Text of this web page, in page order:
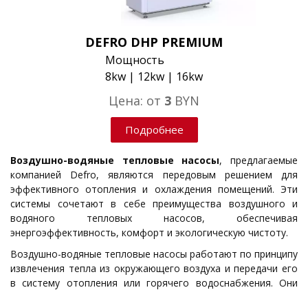
DEFRO DHP PREMIUM
Мощность
8kw | 12kw | 16kw
Цена: от 3 BYN
Подробнее
Воздушно-водяные тепловые насосы, предлагаемые
компанией Defro, являются передовым решением для
эффективного отопления и охлаждения помещений. Эти
системы сочетают в себе преимущества воздушного и
водяного тепловых насосов, обеспечивая
энергоэффективность, комфорт и экологическую чистоту.
Воздушно-водяные тепловые насосы работают по принципу
извлечения тепла из окружающего воздуха и передачи его
в систему отопления или горячего водоснабжения. Они